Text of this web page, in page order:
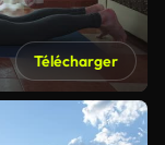
Télécharger